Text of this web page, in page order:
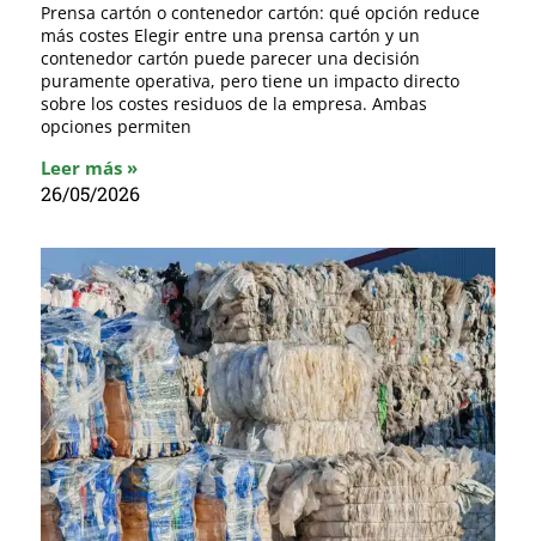
Prensa cartón o contenedor cartón: qué opción reduce
más costes Elegir entre una prensa cartón y un
contenedor cartón puede parecer una decisión
puramente operativa, pero tiene un impacto directo
sobre los costes residuos de la empresa. Ambas
opciones permiten
Leer más »
26/05/2026